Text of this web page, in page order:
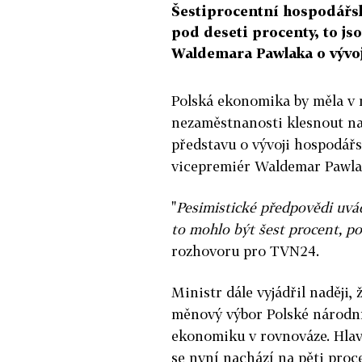
Šestiprocentní
pod deseti procenty, to
Waldemara Pawlaka o
Polská ekonomika by měla
nezaměstnanosti klesnout
představu o vývoji
vicepremiér Waldemar
"Pesimistické předpovědi
to mohlo být šest procent,
rozhovoru pro TVN24.
Ministr dále vyjádřil naději,
měnový výbor Polské
ekonomiku v rovnováze.
se nyní nachází na pěti